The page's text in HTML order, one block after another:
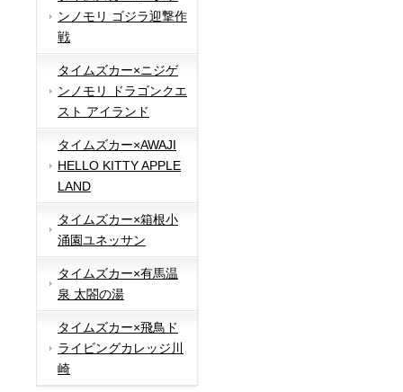
ンノモリ ゴジラ迎撃作
戦
タイムズカー×ニジゲ
ンノモリ ドラゴンクエ
スト アイランド
タイムズカー×AWAJI
HELLO KITTY APPLE
LAND
タイムズカー×箱根小
涌園ユネッサン
タイムズカー×有馬温
泉 太閤の湯
タイムズカー×飛鳥ド
ライビングカレッジ川
崎